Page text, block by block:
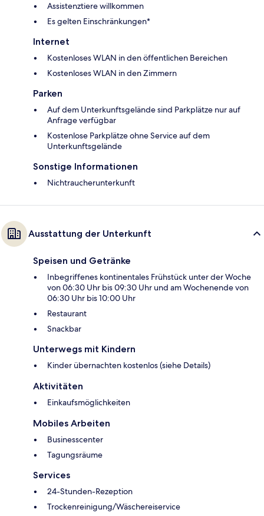
Assistenztiere willkommen
Es gelten Einschränkungen*
Internet
Kostenloses WLAN in den öffentlichen Bereichen
Kostenloses WLAN in den Zimmern
Parken
Auf dem Unterkunftsgelände sind Parkplätze nur auf
Anfrage verfügbar
Kostenlose Parkplätze ohne Service auf dem
Unterkunftsgelände
Sonstige Informationen
Nichtraucherunterkunft
Ausstattung der Unterkunft
Speisen und Getränke
Inbegriffenes kontinentales Frühstück unter der Woche
von 06:30 Uhr bis 09:30 Uhr und am Wochenende von
06:30 Uhr bis 10:00 Uhr
Restaurant
Snackbar
Unterwegs mit Kindern
Kinder übernachten kostenlos (siehe Details)
Aktivitäten
Einkaufsmöglichkeiten
Mobiles Arbeiten
Businesscenter
Tagungsräume
Services
24-Stunden-Rezeption
Trockenreinigung/Wäschereiservice